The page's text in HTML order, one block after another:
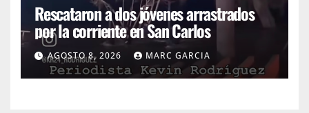
Rescataron a dos jóvenes arrastrados
por la corriente en San Carlos
AGOSTO 8, 2026 MARC GARCIA